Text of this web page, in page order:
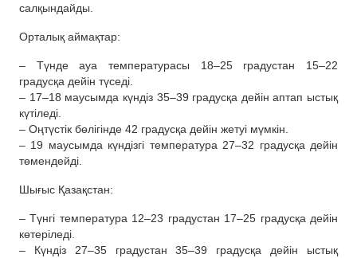
салқындайды.
Орталық аймақтар:
– Түнде ауа температурасы 18–25 градустан 15–22
градусқа дейін түседі.
– 17–18 маусымда күндіз 35–39 градусқа дейін аптап ыстық
күтіледі.
– Оңтүстік бөлігінде 42 градусқа дейін жетуі мүмкін.
– 19 маусымда күндізгі температура 27–32 градусқа дейін
төмендейді.
Шығыс Қазақстан:
– Түнгі температура 12–23 градустан 17–25 градусқа дейін
көтеріледі.
– Күндіз 27–35 градустан 35–39 градусқа дейін ыстық